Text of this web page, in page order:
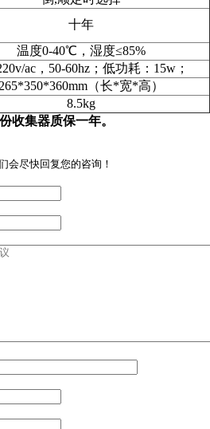
十年
温度0-40℃，湿度≤85%
ac，50-60hz；低功耗：15w；
265*350*360mm（长*宽*高）
8.5kg
收集器质保一年。
会尽快回复您的咨询！